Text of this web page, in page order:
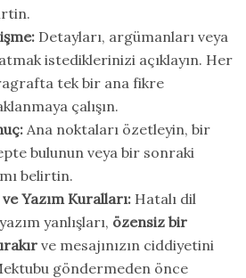
Detayları, argümanları veya
istediklerinizi açıklayın. Her
tek bir ana fikre
çalışın.
Ana noktaları özetleyin, bir
bulunun veya bir sonraki
belirtin.
Yazım Kuralları:Hatalı dil
yanlışları, özensiz bir
ve mesajınızın ciddiyetini
göndermeden önce